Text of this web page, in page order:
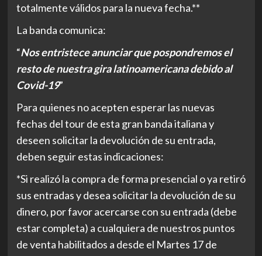
totalmente válidos para la nueva fecha.**
La banda comunica:
“Nos entristece anunciar que pospondremos el
resto de nuestra gira latinoamericana debido al
Covid-19”
Para quienes no acepten esperar las nuevas
fechas del tour de esta gran banda italiana y
deseen solicitar la devolución de su entrada,
deben seguir estas indicaciones:
*Si realizó la compra de forma presencial o ya retiró
sus entradas y desea solicitar la devolución de su
dinero, por favor acercarse con su entrada (debe
estar completa) a cualquiera de nuestros puntos
de venta habilitados a desde el Martes 17 de